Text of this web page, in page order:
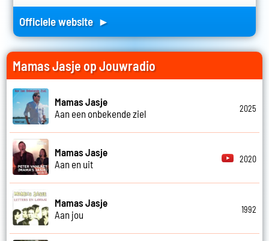
Officiele website ►
Mamas Jasje op Jouwradio
Mamas Jasje
Aan een onbekende ziel
2025
Mamas Jasje
Aan en uit
2020
Mamas Jasje
Aan jou
1992